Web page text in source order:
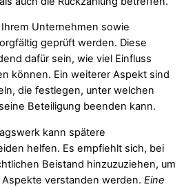
Unternehmen sowie
geprüft werden. Diese
dafür sein, wie viel Einfluss
können. Ein weiterer Aspekt sind
die festlegen, unter welchen
Beteiligung beenden kann.
kann spätere
helfen. Es empfiehlt sich, bei
Beistand hinzuzuziehen, um
verstanden werden. Eine